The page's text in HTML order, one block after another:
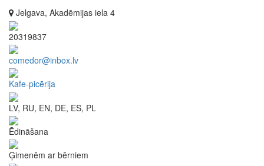
Jelgava, Akadēmijas iela 4
20319837
comedor@inbox.lv
Kafe-picērija
LV, RU, EN, DE, ES, PL
Ēdināšana
Ģimenēm ar bērniem